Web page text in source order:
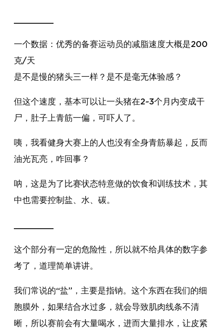
一个数据：优秀的备赛运动员的减脂速度大概是200
克/天
是不是慢的猪头三一样？是不是毫无体验感？
但这个速度，基本可以让一头猪在2~3个月内变成干
尸，肚子上青筋一偏，可吓人了。
咦，我看健身大赛上的人也没有全身青筋暴起，反而
油光瓦亮，咋回事？
呐，这是为了比赛状态特意做的饮食和训练技术，其
中也需要控制盐、水、碳。
这个部分有一定的危险性，所以就不给具体的数字参
考了，道理简单讲讲。
我们常说的“盐”，主要是指钠。这个东西在我们的细
胞膜外，如果结合水过多，就会导致肌肉线条不清
晰，所以赛前会有大量喝水，进而大量排水，让皮紧